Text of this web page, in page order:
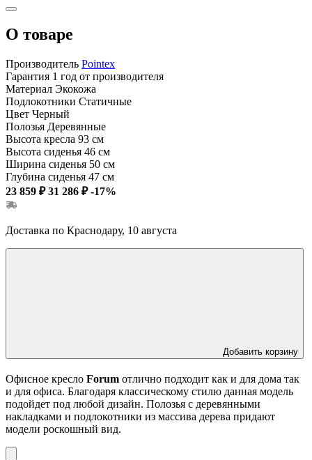
О товаре
Производитель Pointex
Гарантия 1 год от производителя
Материал Экокожа
Подлокотники Статичные
Цвет Черный
Полозья Деревянные
Высота кресла 93 см
Высота сиденья 46 см
Ширина сиденья 50 см
Глубина сиденья 47 см
23 859 ₽ 31 286 ₽ -17%
Доставка по Краснодару, 10 августа
Добавить корзину
Офисное кресло Forum отлично подходит как и для дома так
и для офиса. Благодаря классическому стилю данная модель
подойдет под любой дизайн. Полозья с деревянными
накладками и подлокотники из массива дерева придают
модели роскошный вид.